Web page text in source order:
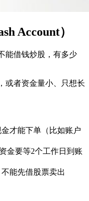
Account）
能借钱炒股，有多少
或者资金量小、只想长
才能下单（比如账户
金要等2个工作日到账
能先借股票卖出